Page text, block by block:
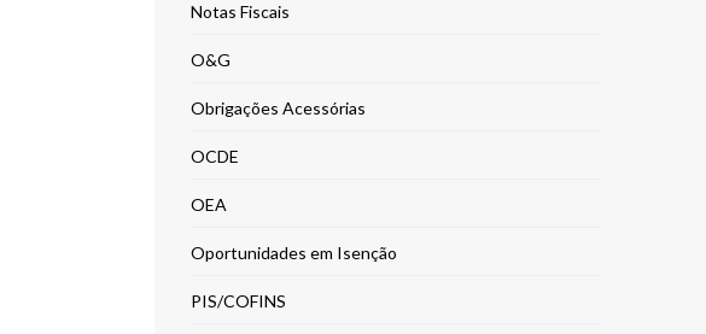
Notas Fiscais
O&G
Obrigações Acessórias
OCDE
OEA
Oportunidades em Isenção
PIS/COFINS